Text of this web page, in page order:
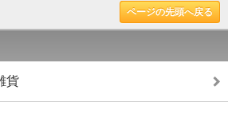
ページの先頭へ戻る
貨